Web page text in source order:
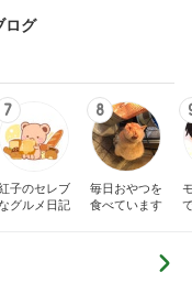
ログ
7
子のセレブ
グルメ日記
8
毎日おやつを
食べています